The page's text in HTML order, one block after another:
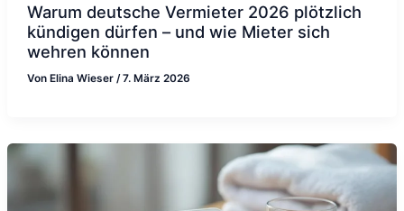
Warum deutsche Vermieter 2026 plötzlich
kündigen dürfen – und wie Mieter sich
wehren können
Von Elina Wieser /7. März 2026